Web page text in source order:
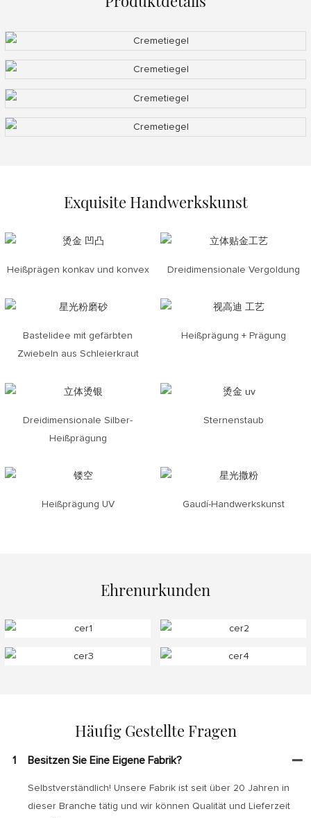
Exquisite Handwerkskunst
Heißprägen konkav und konvex Dreidimensionale Vergoldung
Bastelidee mit gefärbten
Zwiebeln aus Schleierkraut
Heißprägung + Prägung
Dreidimensionale Silber-
Heißprägung
Sternenstaub
Heißprägung UV Gaudí-Handwerkskunst
Ehrenurkunden
Häufig Gestellte Fragen
1 Besitzen Sie Eine Eigene Fabrik?
Selbstverständlich! Unsere Fabrik ist seit über 20 Jahren in
dieser Branche tätig und wir können Qualität und Lieferzeit